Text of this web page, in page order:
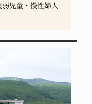
児童・慢性婦人